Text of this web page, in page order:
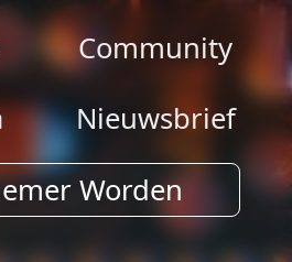
Community
Nieuwsbrief
Worden